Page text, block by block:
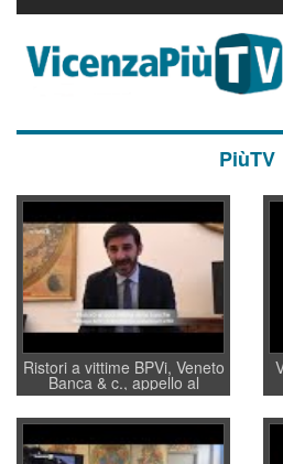
PiùTV
Ristori a vittime BPVi, Veneto
Banca & c., appello al
sottosegretario Alessio
Villarosa: per mettere ordine
convochi con Di Maio CNCU
a supporto della cabina di
regia al Mef